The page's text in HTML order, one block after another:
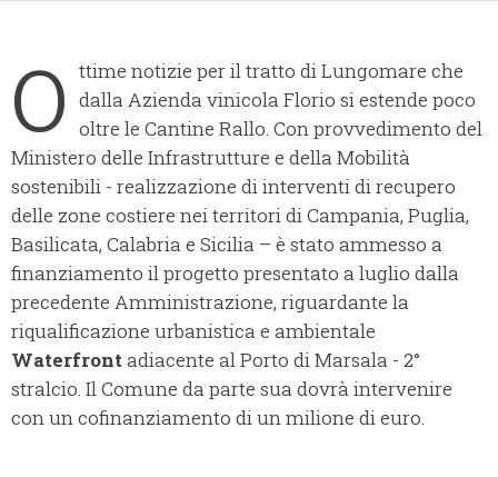
O ttime notizie per il tratto di Lungomare che
dalla Azienda vinicola Florio si estende poco
oltre le Cantine Rallo. Con provvedimento del
Ministero delle Infrastrutture e della Mobilità
sostenibili - realizzazione di interventi di recupero
delle zone costiere nei territori di Campania, Puglia,
Basilicata, Calabria e Sicilia – è stato ammesso a
finanziamento il progetto presentato a luglio dalla
precedente Amministrazione, riguardante la
riqualificazione urbanistica e ambientale
Waterfront adiacente al Porto di Marsala - 2°
stralcio. Il Comune da parte sua dovrà intervenire
con un cofinanziamento di un milione di euro.